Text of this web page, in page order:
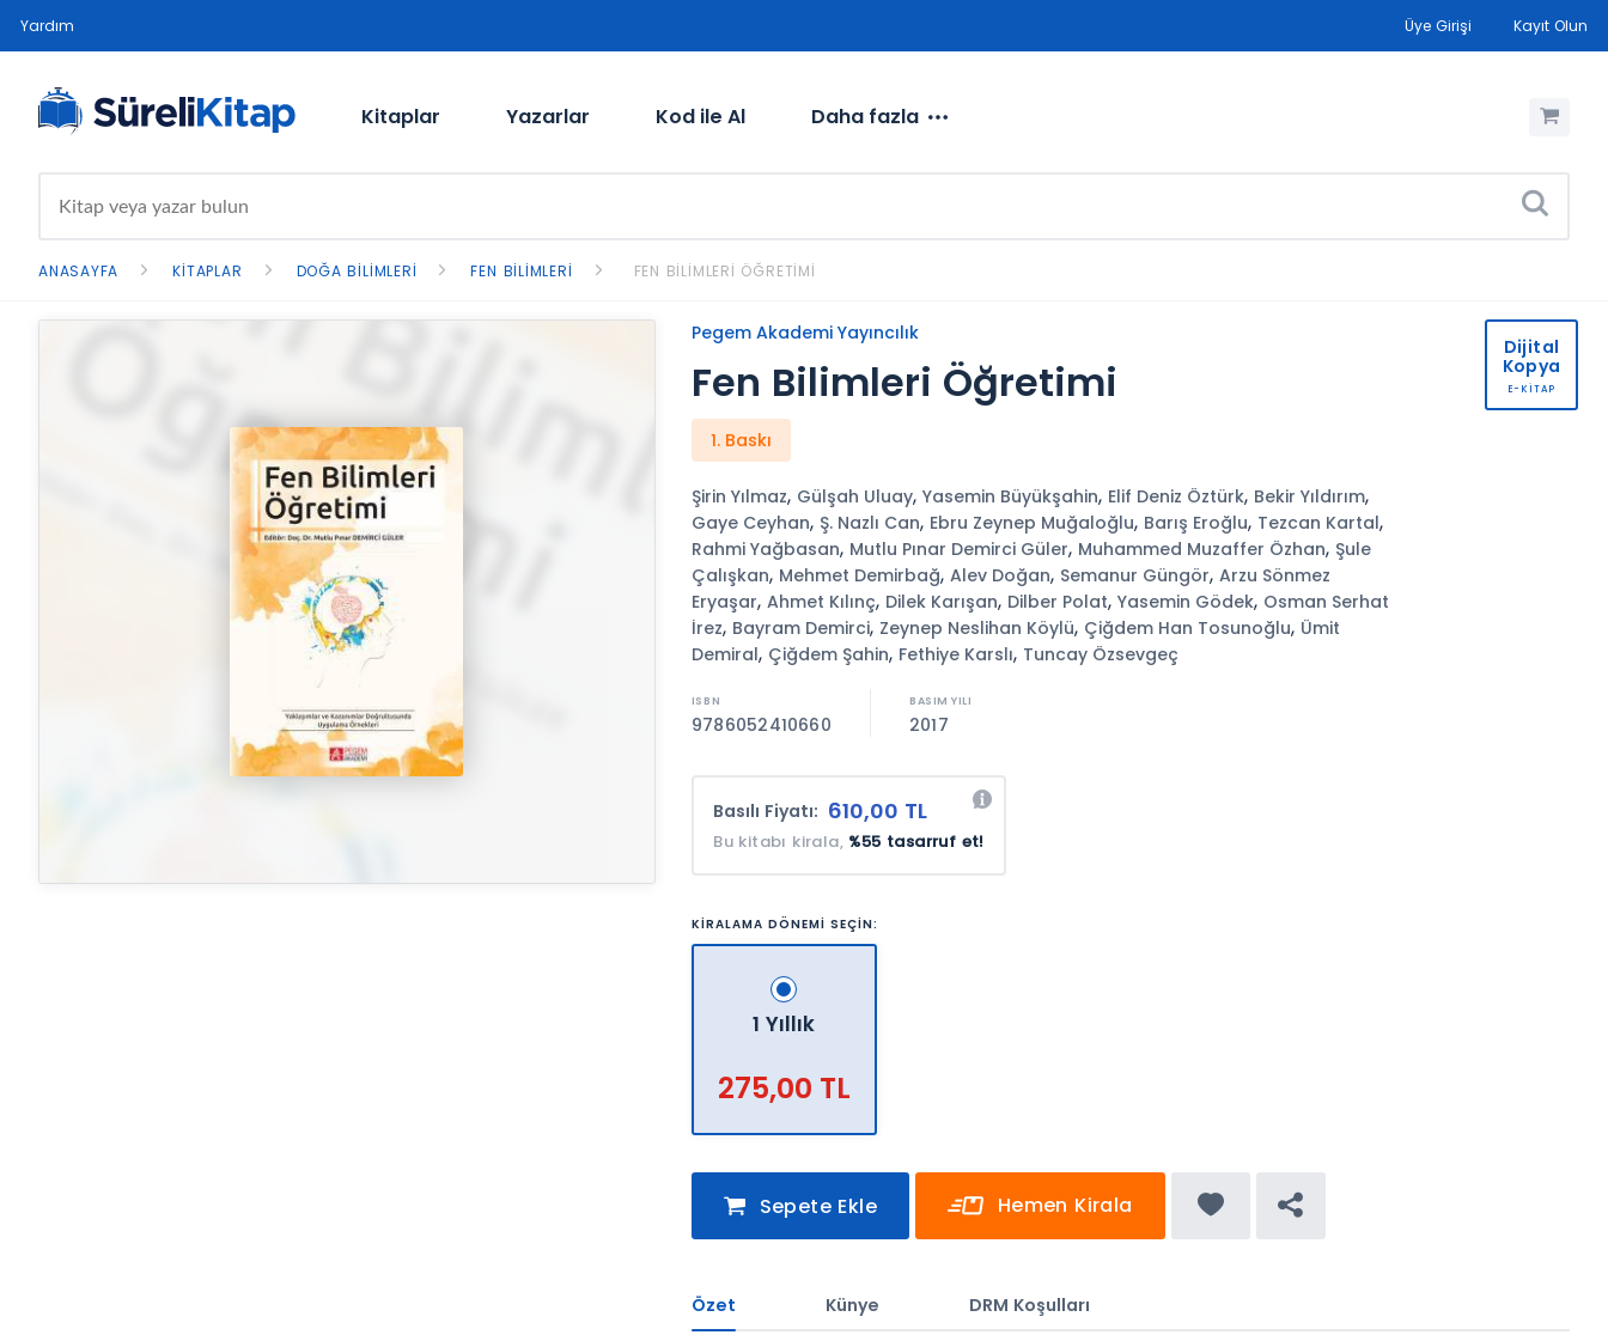
Yardım Üye Girişi Kayıt Olun
Kitaplar Yazarlar Kod ile Al Daha fazla
ANASAYFA KITAPLAR DOĞA BILIMLERI FEN BILIMLERI FEN BILIMLERI ÖĞRETIMI
Pegem Akademi Yayıncılık
Fen Bilimleri Öğretimi
1. Baskı
Şirin Yılmaz, Gülşah Uluay, Yasemin Büyükşahin, Elif Deniz Öztürk, Bekir Yıldırım,
Gaye Ceyhan, Ş. Nazlı Can, Ebru Zeynep Muğaloğlu, Barış Eroğlu, Tezcan Kartal,
Rahmi Yağbasan, Mutlu Pınar Demirci Güler, Muhammed Muzaffer Özhan, Şule
Çalışkan, Mehmet Demirbağ, Alev Doğan, Semanur Güngör, Arzu Sönmez
Eryaşar, Ahmet Kılınç, Dilek Karışan, Dilber Polat, Yasemin Gödek, Osman Serhat
İrez, Bayram Demirci, Zeynep Neslihan Köylü, Çiğdem Han Tosunoğlu, Ümit
Demiral, Çiğdem Şahin, Fethiye Karslı, Tuncay Özsevgeç
9786052410660 2017
Basılı Fiyatı: 610,00 TL
Bu kitabı kirala, %55 tasarruf et!
KİRALAMA DÖNEMİ SEÇİN:
1 Yıllık
275,00 TL
Sepete Ekle Hemen Kirala
Özet Künye DRM Koşulları
Dijital
Kopya
E-KİTAP